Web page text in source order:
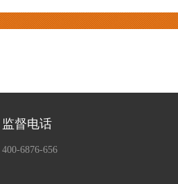
监督电话
400-6876-656